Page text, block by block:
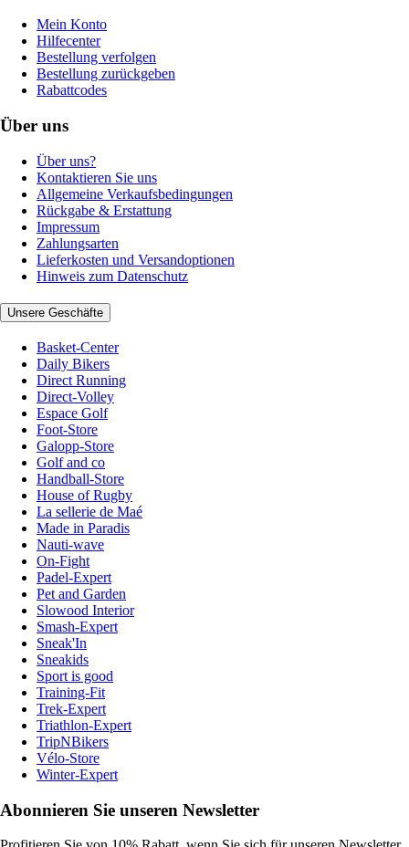
Mein Konto
Hilfecenter
Bestellung verfolgen
Bestellung zurückgeben
Rabattcodes
Über uns
Über uns?
Kontaktieren Sie uns
Allgemeine Verkaufsbedingungen
Rückgabe & Erstattung
Impressum
Zahlungsarten
Lieferkosten und Versandoptionen
Hinweis zum Datenschutz
Unsere Geschäfte
Basket-Center
Daily Bikers
Direct Running
Direct-Volley
Espace Golf
Foot-Store
Galopp-Store
Golf and co
Handball-Store
House of Rugby
La sellerie de Maé
Made in Paradis
Nauti-wave
On-Fight
Padel-Expert
Pet and Garden
Slowood Interior
Smash-Expert
Sneak'In
Sneakids
Sport is good
Training-Fit
Trek-Expert
Triathlon-Expert
TripNBikers
Vélo-Store
Winter-Expert
Abonnieren Sie unseren Newsletter